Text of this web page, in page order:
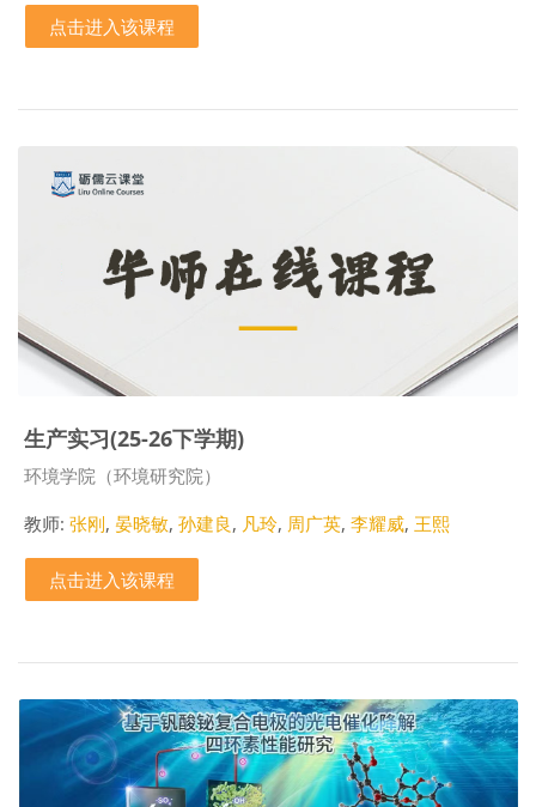
点击进入该课程
生产实习(25-26下学期)
课程类别
环境学院（环境研究院）
教师: 张刚, 晏晓敏, 孙建良, 凡玲, 周广英, 李耀威, 王熙
点击进入该课程